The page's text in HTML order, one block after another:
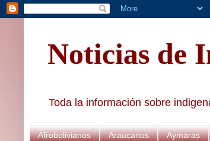
Noticias de
Toda la información sobre
Afrobolivianos Araucanos Aymaras